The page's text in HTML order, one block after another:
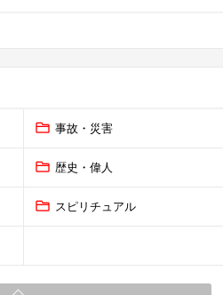
事故・災害
歴史・偉人
スピリチュアル